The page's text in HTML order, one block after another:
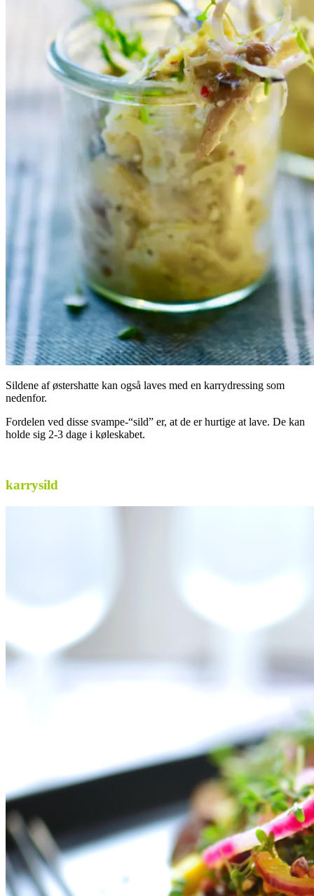
Sildene af østershatte kan også laves med en karrydressing som
nedenfor.
Fordelen ved disse svampe-“sild” er, at de er hurtige at lave. De kan
holde sig 2-3 dage i køleskabet.
karrysild